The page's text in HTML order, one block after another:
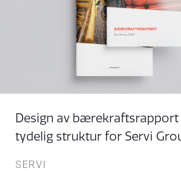
Design av bærekraftsrapport
tydelig struktur for Servi
SERVI